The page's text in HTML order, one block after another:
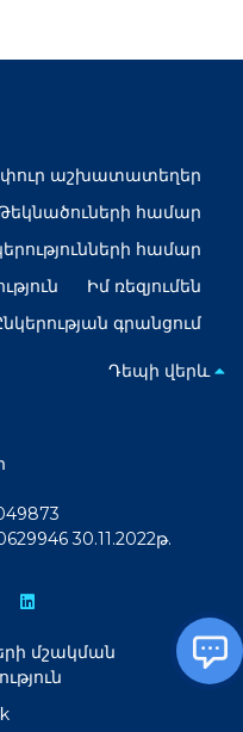
աշխատատեղեր
համար
համար
Իմ ռեզյումեն
գրանցում
Դեպի վերև
30.11.2022թ.
մշակման